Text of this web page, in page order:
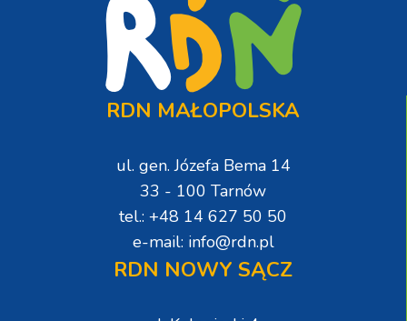
RDN MAŁOPOLSKA
ul. gen. Józefa Bema 14
33 - 100 Tarnów
tel.: +48 14 627 50 50
e-mail: info@rdn.pl
RDN NOWY SĄCZ